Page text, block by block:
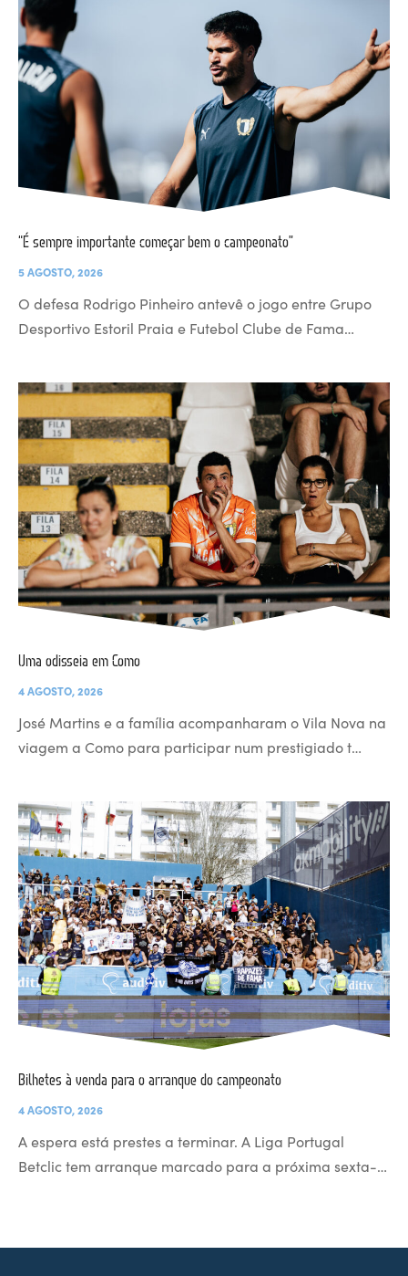
“É sempre importante começar bem o campeonato”
5 AGOSTO, 2026
O defesa Rodrigo Pinheiro antevê o jogo entre Grupo
Desportivo Estoril Praia e Futebol Clube de Fama…
Uma odisseia em Como
4 AGOSTO, 2026
José Martins e a família acompanharam o Vila Nova na
viagem a Como para participar num prestigiado t…
Bilhetes à venda para o arranque do campeonato
4 AGOSTO, 2026
A espera está prestes a terminar. A Liga Portugal
Betclic tem arranque marcado para a próxima sexta-…